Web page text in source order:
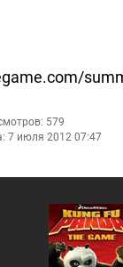
579
7 июля 2012 07:47